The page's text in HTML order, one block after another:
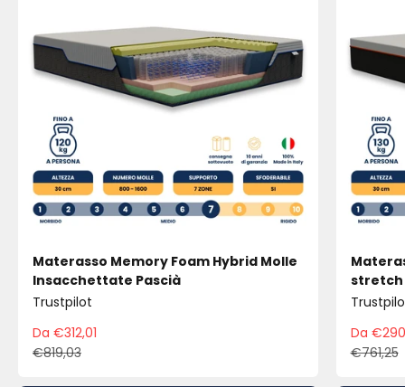
Materasso Memory Foam Hybrid Molle
Insacchettate Pascià
Trustpilot
Prezzo scontato
Da €312,01
Prezzo
€819,03
stretch
Da
€761,25